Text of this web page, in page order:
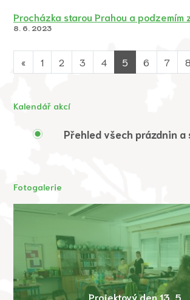
Procházka starou Prahou a podzemím
8. 6. 2023
« 1 2 3 4 5 6 7 8
Kalendář akcí
Přehled všech prázdnin a
Fotogalerie
Projektový den 13. 5.